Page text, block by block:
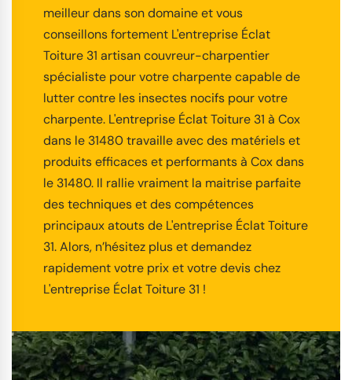
meilleur dans son domaine et vous
conseillons fortement L'entreprise Éclat
Toiture 31 artisan couvreur-charpentier
spécialiste pour votre charpente capable de
lutter contre les insectes nocifs pour votre
charpente. L'entreprise Éclat Toiture 31 à Cox
dans le 31480 travaille avec des matériels et
produits efficaces et performants à Cox dans
le 31480. Il rallie vraiment la maitrise parfaite
des techniques et des compétences
principaux atouts de L'entreprise Éclat Toiture
31. Alors, n’hésitez plus et demandez
rapidement votre prix et votre devis chez
L'entreprise Éclat Toiture 31 !